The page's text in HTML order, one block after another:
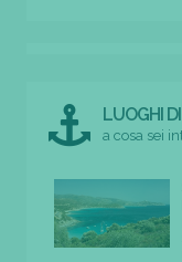
LUOGHI
a cosa sei